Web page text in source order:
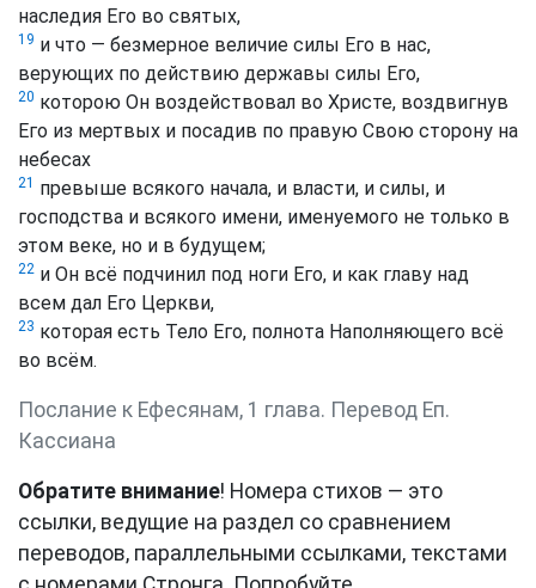
наследия Его во святых,
19 и что — безмерное величие силы Его в нас,
верующих по действию державы силы Его,
20 которою Он воздействовал во Христе, воздвигнув
Его из мертвых и посадив по правую Свою сторону на
небесах
21 превыше всякого начала, и власти, и силы, и
господства и всякого имени, именуемого не только в
этом веке, но и в будущем;
22 и Он всё подчинил под ноги Его, и как главу над
всем дал Его Церкви,
23 которая есть Тело Его, полнота Наполняющего всё
во всём.
Послание к Ефесянам, 1 глава. Перевод Еп.
Кассиана
Обратите внимание! Номера стихов — это
ссылки, ведущие на раздел со сравнением
переводов, параллельными ссылками, текстами